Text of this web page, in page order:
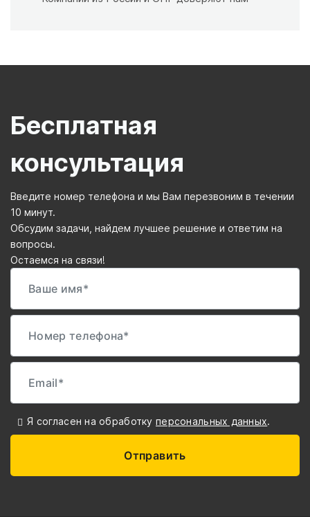
Бесплатная
консультация
Введите номер телефона и мы Вам перезвоним в течении
10 минут.
Обсудим задачи, найдем лучшее решение и ответим на
вопросы.
Остаемся на связи!
Я согласен на обработку персональных данных.
Отправить